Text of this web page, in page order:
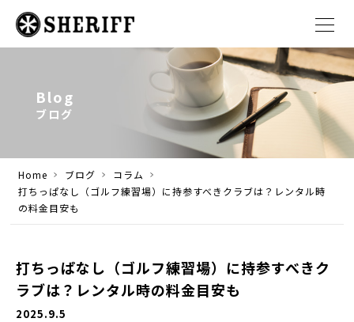
Blog
ブログ
Home ブログ
コラム
打ちっぱなし（ゴルフ練習場）に持参すべきクラブは？レンタル時
の料金目安も
打ちっぱなし（ゴルフ練習場）に持参すべきク
ラブは？レンタル時の料金目安も
2025.9.5